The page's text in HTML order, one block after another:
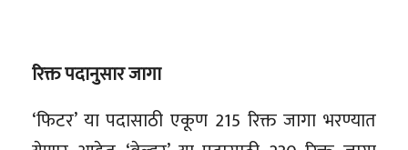
रिक्त पदानुसार जागा
‘फिटर’ या पदासाठी एकूण 215 रिक्त जागा भरण्यात